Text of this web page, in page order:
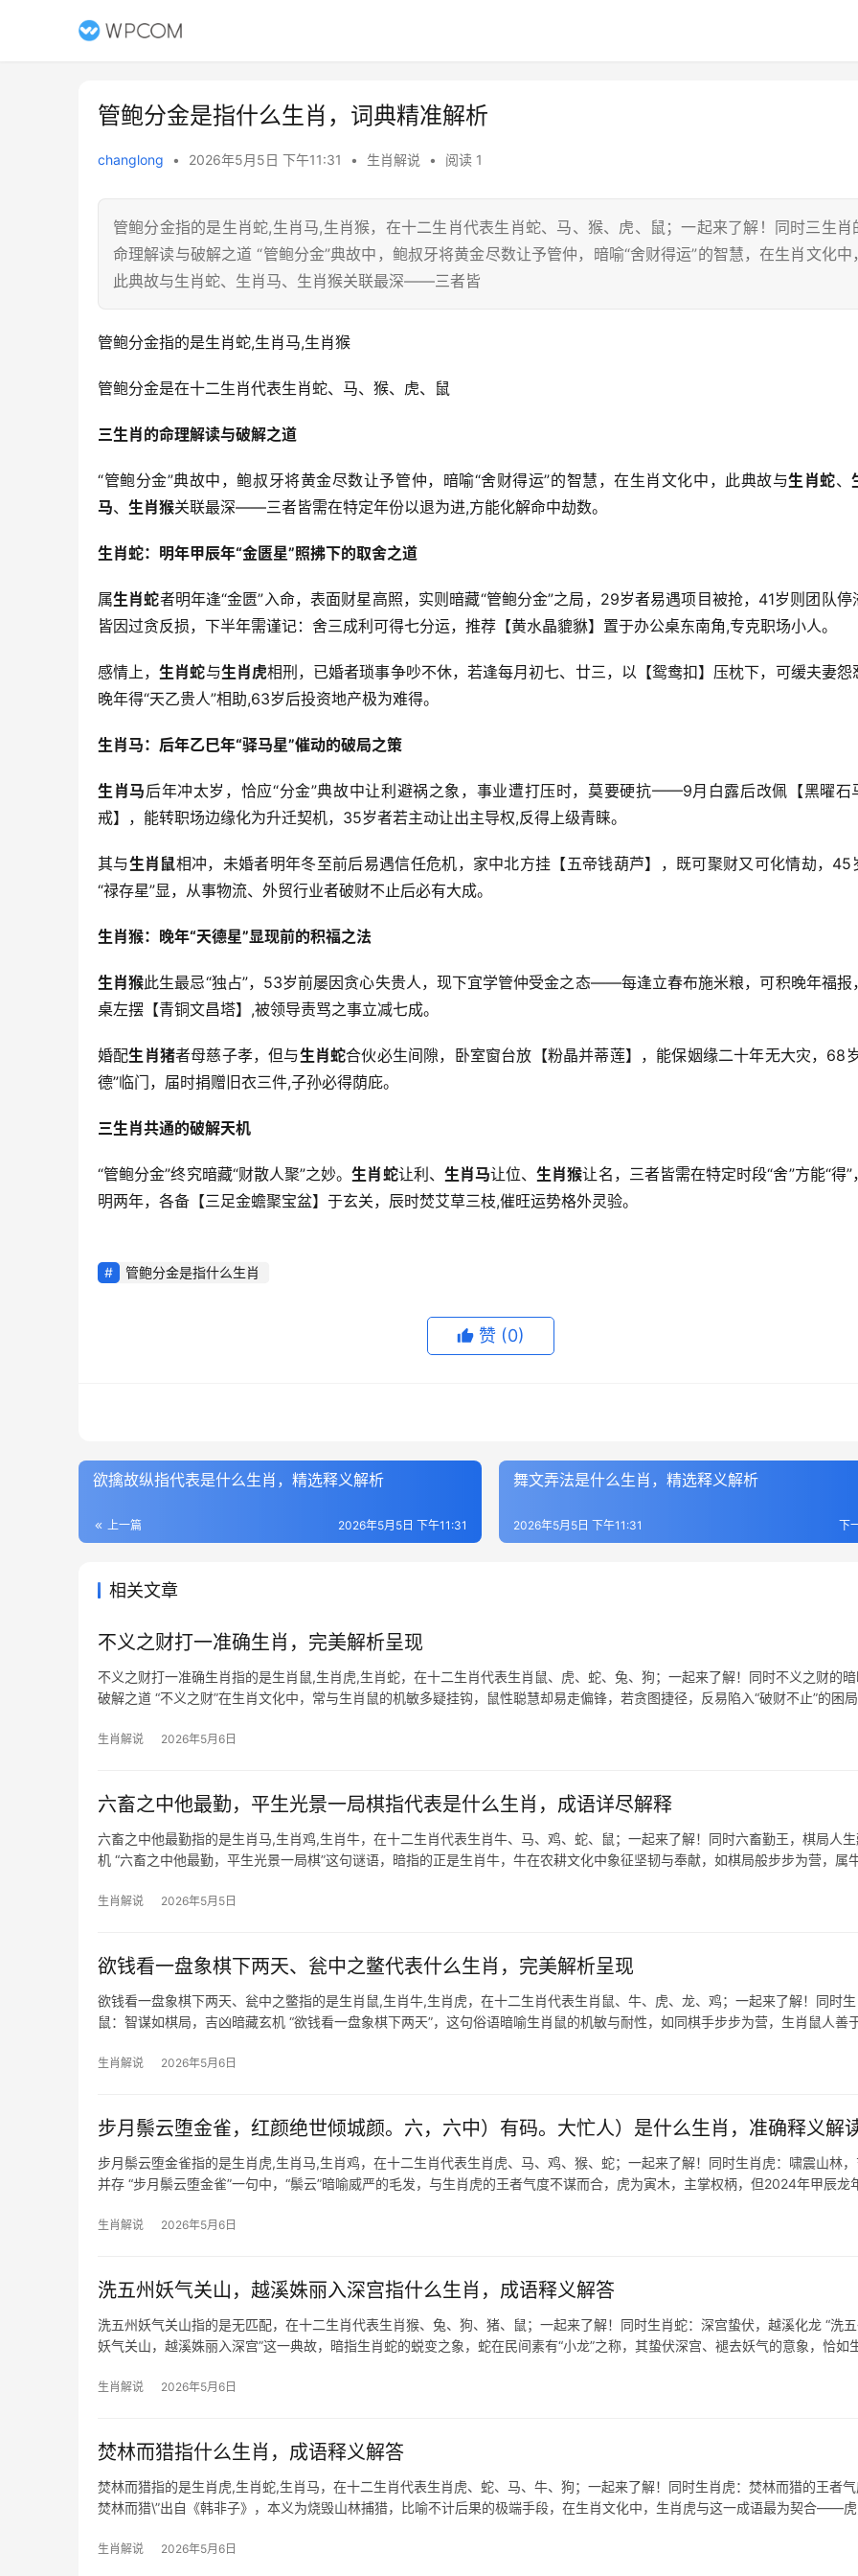
管鲍分金是指什么生肖，词典精准解析
changlong • 2026年5月5日 下午11:31 • 生肖解说 • 阅读 1
管鲍分金指的是生肖蛇,生肖马,生肖猴，在十二生肖代表生肖蛇、马、猴、虎、鼠；一起来了解！同时三生肖
命理解读与破解之道 “管鲍分金”典故中，鲍叔牙将黄金尽数让予管仲，暗喻“舍财得运”的智慧，在生肖文化中，
此典故与生肖蛇、生肖马、生肖猴关联最深——三者皆
管鲍分金指的是生肖蛇,生肖马,生肖猴
管鲍分金是在十二生肖代表生肖蛇、马、猴、虎、鼠
三生肖的命理解读与破解之道
“管鲍分金”典故中，鲍叔牙将黄金尽数让予管仲，暗喻“舍财得运”的智慧，在生肖文化中，此典故与生肖蛇、
马、 生肖猴关联最深——三者皆需在特定年份以退为进,方能化解命中劫数。
生肖蛇：明年甲辰年“金匮星”照拂下的取舍之道
属生肖蛇者明年逢“金匮”入命，表面财星高照，实则暗藏“管鲍分金”之局，29岁者易遇项目被抢，41岁则团队停
皆因过贪反损，下半年需谨记：舍三成利可得七分运，推荐【黄水晶貔貅】置于办公桌东南角,专克职场小人。
感情上，生肖蛇与生肖虎相刑，已婚者琐事争吵不休，若逢每月初七、廿三，以【鸳鸯扣】压枕下，可缓夫妻怨
晚年得“天乙贵人”相助,63岁后投资地产极为难得。
生肖马：后年乙巳年“驿马星”催动的破局之策
生肖马后年冲太岁，恰应“分金”典故中让利避祸之象，事业遭打压时，莫要硬抗——9月白露后改佩【黑曜石
戒】，能转职场边缘化为升迁契机，35岁者若主动让出主导权,反得上级青睐。
其与生肖鼠相冲，未婚者明年冬至前后易遇信任危机，家中北方挂【五帝钱葫芦】，既可聚财又可化情劫，45
“禄存星”显，从事物流、外贸行业者破财不止后必有大成。
生肖猴：晚年“天德星”显现前的积福之法
生肖猴此生最忌“独占”，53岁前屡因贪心失贵人，现下宜学管仲受金之态——每逢立春布施米粮，可积晚年福报
桌左摆【青铜文昌塔】,被领导责骂之事立减七成。
婚配生肖猪者母慈子孝，但与生肖蛇合伙必生间隙，卧室窗台放【粉晶并蒂莲】，能保姻缘二十年无大灾，68
德”临门，届时捐赠旧衣三件,子孙必得荫庇。
三生肖共通的破解天机
“管鲍分金”终究暗藏“财散人聚”之妙。生肖蛇让利、 生肖马让位、生肖猴让名，三者皆需在特定时段“舍”方能“得”
明两年，各备【三足金蟾聚宝盆】于玄关，辰时焚艾草三枝,催旺运势格外灵验。
管鲍分金是指什么生肖
赞 (0)
欲擒故纵指代表是什么生肖，精选释义解析
上一篇 2026年5月5日 下午11:31
舞文弄法是什么生肖，精选释义解析
下
2026年5月5日 下午11:31
相关文章
不义之财打一准确生肖，完美解析呈现
不义之财打一准确生肖指的是生肖鼠,生肖虎,生肖蛇，在十二生肖代表生肖鼠、虎、蛇、兔、狗；一起来了解！同时不义之财的
破解之道 “不义之财”在生肖文化中，常与生肖鼠的机敏多疑挂钩，鼠性聪慧却易走偏锋，若贪图捷径，反易陷入“破财不止”的困局
生肖解说 2026年5月6日
六畜之中他最勤，平生光景一局棋指代表是什么生肖，成语详尽解释
六畜之中他最勤指的是生肖马,生肖鸡,生肖牛，在十二生肖代表生肖牛、马、鸡、蛇、鼠；一起来了解！同时六畜勤王，棋局人
机 “六畜之中他最勤，平生光景一局棋”这句谜语，暗指的正是生肖牛，牛在农耕文化中象征坚韧与奉献，如棋局般步步为营，属
生肖解说 2026年5月5日
欲钱看一盘象棋下两天、瓮中之鳖代表什么生肖，完美解析呈现
欲钱看一盘象棋下两天、瓮中之鳖指的是生肖鼠,生肖牛,生肖虎，在十二生肖代表生肖鼠、牛、虎、龙、鸡；一起来了解！同时生
鼠：智谋如棋局，吉凶暗藏玄机 “欲钱看一盘象棋下两天”，这句俗语暗喻生肖鼠的机敏与耐性，如同棋手步步为营，生肖鼠人善
生肖解说 2026年5月6日
步月鬃云堕金雀，红颜绝世倾城颜。六，六中）有码。大忙人）是什么生肖，准确释义解
步月鬃云堕金雀指的是生肖虎,生肖马,生肖鸡，在十二生肖代表生肖虎、马、鸡、猴、蛇；一起来了解！同时生肖虎：啸震山林
并存 “步月鬃云堕金雀”一句中，“鬃云”暗喻威严的毛发，与生肖虎的王者气度不谋而合，虎为寅木，主掌权柄，但2024年甲辰龙
生肖解说 2026年5月6日
洗五州妖气关山，越溪姝丽入深宫指什么生肖，成语释义解答
洗五州妖气关山指的是无匹配，在十二生肖代表生肖猴、兔、狗、猪、鼠；一起来了解！同时生肖蛇：深宫蛰伏，越溪化龙 “洗
妖气关山，越溪姝丽入深宫”这一典故，暗指生肖蛇的蜕变之象，蛇在民间素有“小龙”之称，其蛰伏深宫、褪去妖气的意象，恰如
生肖解说 2026年5月6日
焚林而猎指什么生肖，成语释义解答
焚林而猎指的是生肖虎,生肖蛇,生肖马，在十二生肖代表生肖虎、蛇、马、牛、狗；一起来了解！同时生肖虎：焚林而猎的王者气
焚林而猎\”出自《韩非子》，本义为烧毁山林捕猎，比喻不计后果的极端手段，在生肖文化中，生肖虎与这一成语最为契合——
生肖解说 2026年5月6日